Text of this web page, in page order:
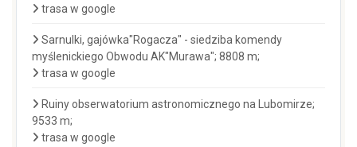
trasa w google
Sarnulki, gajówka"Rogacza" - siedziba komendy
myślenickiego Obwodu AK"Murawa"; 8808 m;
trasa w google
Ruiny obserwatorium astronomicznego na Lubomirze;
9533 m;
trasa w google